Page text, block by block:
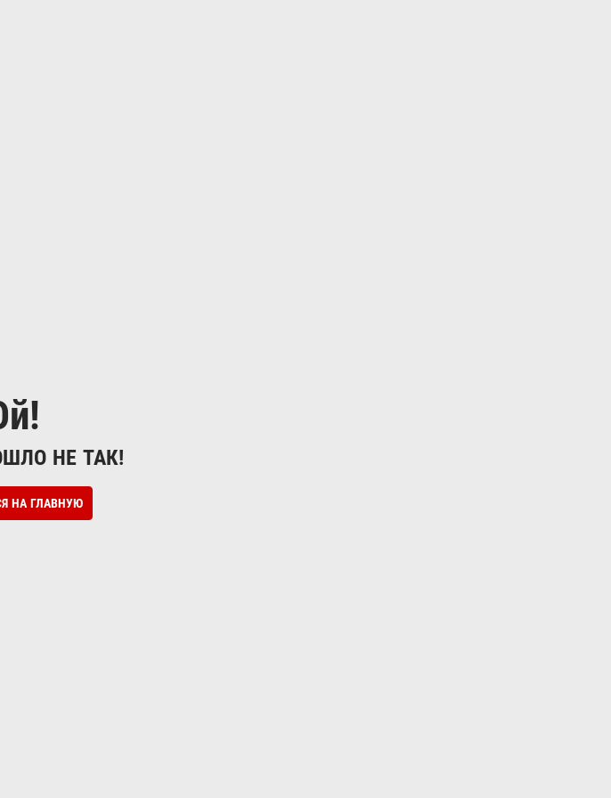
НЕ ТАК!
НА ГЛАВНУЮ